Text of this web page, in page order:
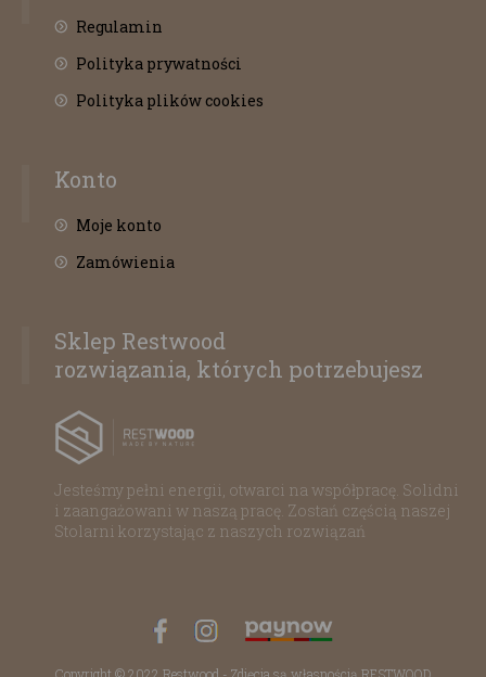
Regulamin
Polityka prywatności
Polityka plików cookies
Konto
Moje konto
Zamówienia
Sklep Restwood
rozwiązania, których potrzebujesz
Jesteśmy pełni energii, otwarci na współpracę. Solidni
i zaangażowani w naszą pracę. Zostań częścią naszej
Stolarni korzystając z naszych rozwiązań
Copyright © 2022 Restwood - Zdjęcia są własnością RESTWOOD